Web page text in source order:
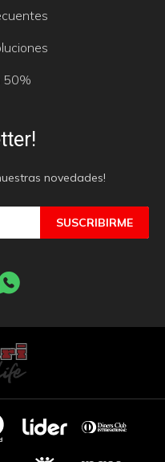
50%
novedades!
SUSCRIBIRME